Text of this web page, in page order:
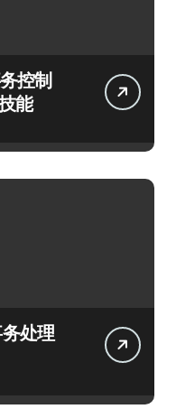
控制
能
处理